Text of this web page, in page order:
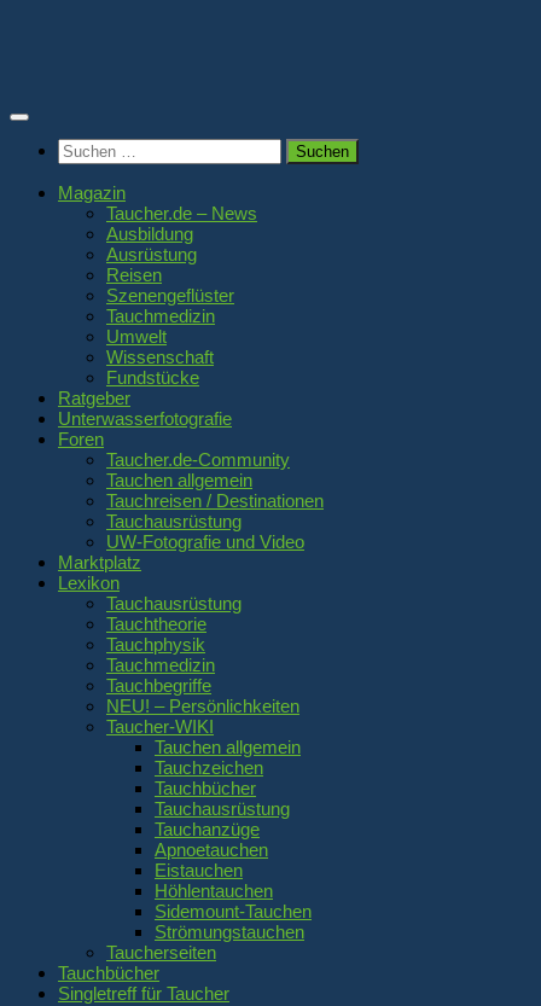
Suchen
nach:
Magazin
Taucher.de – News
Ausbildung
Ausrüstung
Reisen
Szenengeflüster
Tauchmedizin
Umwelt
Wissenschaft
Fundstücke
Ratgeber
Unterwasserfotografie
Foren
Taucher.de-Community
Tauchen allgemein
Tauchreisen / Destinationen
Tauchausrüstung
UW-Fotografie und Video
Marktplatz
Lexikon
Tauchausrüstung
Tauchtheorie
Tauchphysik
Tauchmedizin
Tauchbegriffe
NEU! – Persönlichkeiten
Taucher-WIKI
Tauchen allgemein
Tauchzeichen
Tauchbücher
Tauchausrüstung
Tauchanzüge
Apnoetauchen
Eistauchen
Höhlentauchen
Sidemount-Tauchen
Strömungstauchen
Taucherseiten
Tauchbücher
Singletreff für Taucher